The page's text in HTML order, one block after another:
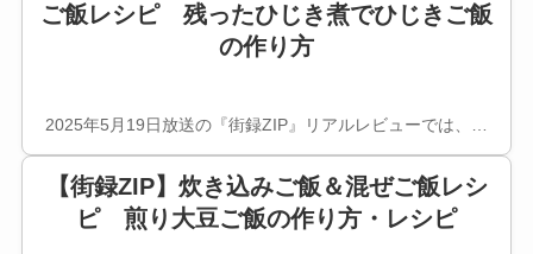
ご飯レシピ 残ったひじき煮でひじきご飯
の作り方
2025年5月19日放送の『街録ZIP』リアルレビューでは、…
【街録ZIP】炊き込みご飯＆混ぜご飯レシ
ピ 煎り大豆ご飯の作り方・レシピ